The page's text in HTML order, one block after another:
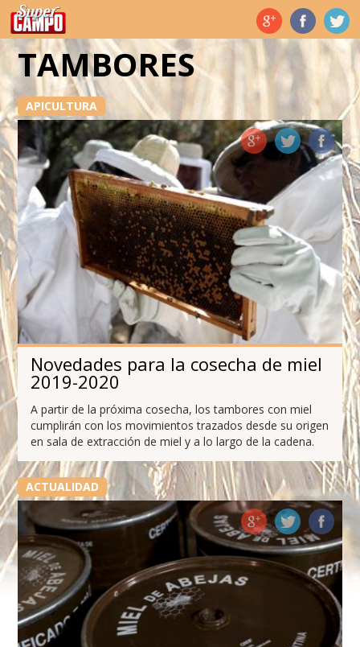
Temas de hoy
TAMBORES
APICULTURA
Novedades para la cosecha de miel
2019-2020
A partir de la próxima cosecha, los tambores con miel
cumplirán con los movimientos trazados desde su origen
en sala de extracción de miel y a lo largo de la cadena.
ACTUALIDAD